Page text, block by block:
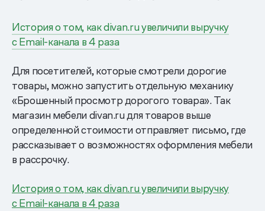
История о том, как divan.ru увеличили выручку
с Email-канала в 4 раза
Для посетителей, которые смотрели дорогие
товары, можно запустить отдельную механику
«Брошенный просмотр дорогого товара». Так
магазин мебели divan.ru для товаров выше
определенной стоимости отправляет письмо, где
рассказывает о возможностях оформления мебели
в рассрочку.
История о том, как divan.ru увеличили выручку
с Email-канала в 4 раза